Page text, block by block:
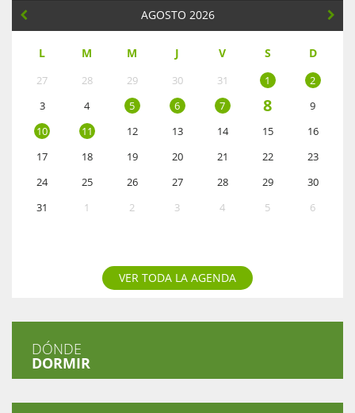
AGOSTO 2026
L M M J V S D
27 28 29 30 31 1
2
3
4 5 6 7 8
9
10
11 12 13 14 15
16
17
18 19 20 21 22
23
24
25 26 27 28 29
30
31
1 2 3 4 5 6
VER TODA LA AGENDA
DÓNDE
DORMIR